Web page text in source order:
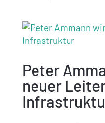
Peter
neuer